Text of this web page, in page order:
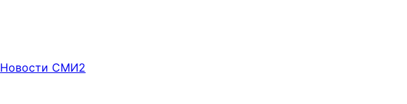
Новости СМИ2